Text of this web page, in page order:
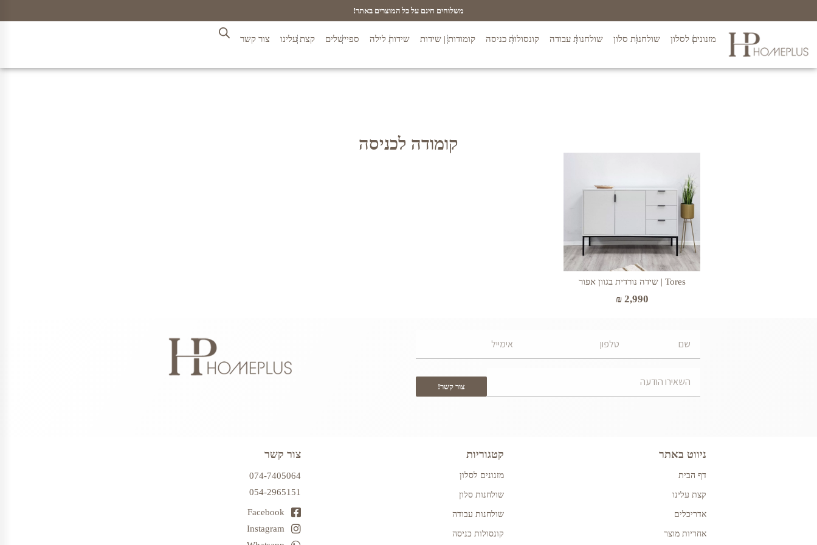
משלוחים חינם על כל המוצרים באתר!
מזנונים לסלון שולחנות סלון שולחנות עבודה קונסולות כניסה קומודות | שידות שידות לילה ספיישלים קצת עלינו צור קשר
קומודה לכניסה
Tores | שידה נורדית בגוון אפור
₪2,990
צור קשר!
ניווט באתר
דף הבית
קצת עלינו
אדריכלים
אחריות מוצר
קטגוריות
מזנונים לסלון
שולחנות סלון
שולחנות עבודה
קונסולות כניסה
צור קשר
074-7405064
054-2965151
Facebook
Instagram